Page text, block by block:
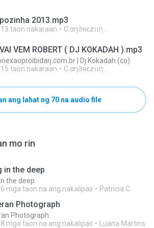
2013.mp3
13 taon nakaraan C.αη∂яєzιιη ..
VEM ROBERT ( DJ KOKADAH ).mp3
| Dj Kokadah (co)
15 taon nakaraan C.αη∂яєzιιη ..
ang lahat ng 70 na audio file
mo rin
in the deep
the deep
6 mga taon na ang nakalipas Patricia C.
Photograph
Photograph
8 mga taon na ang nakalipas Luana Martins